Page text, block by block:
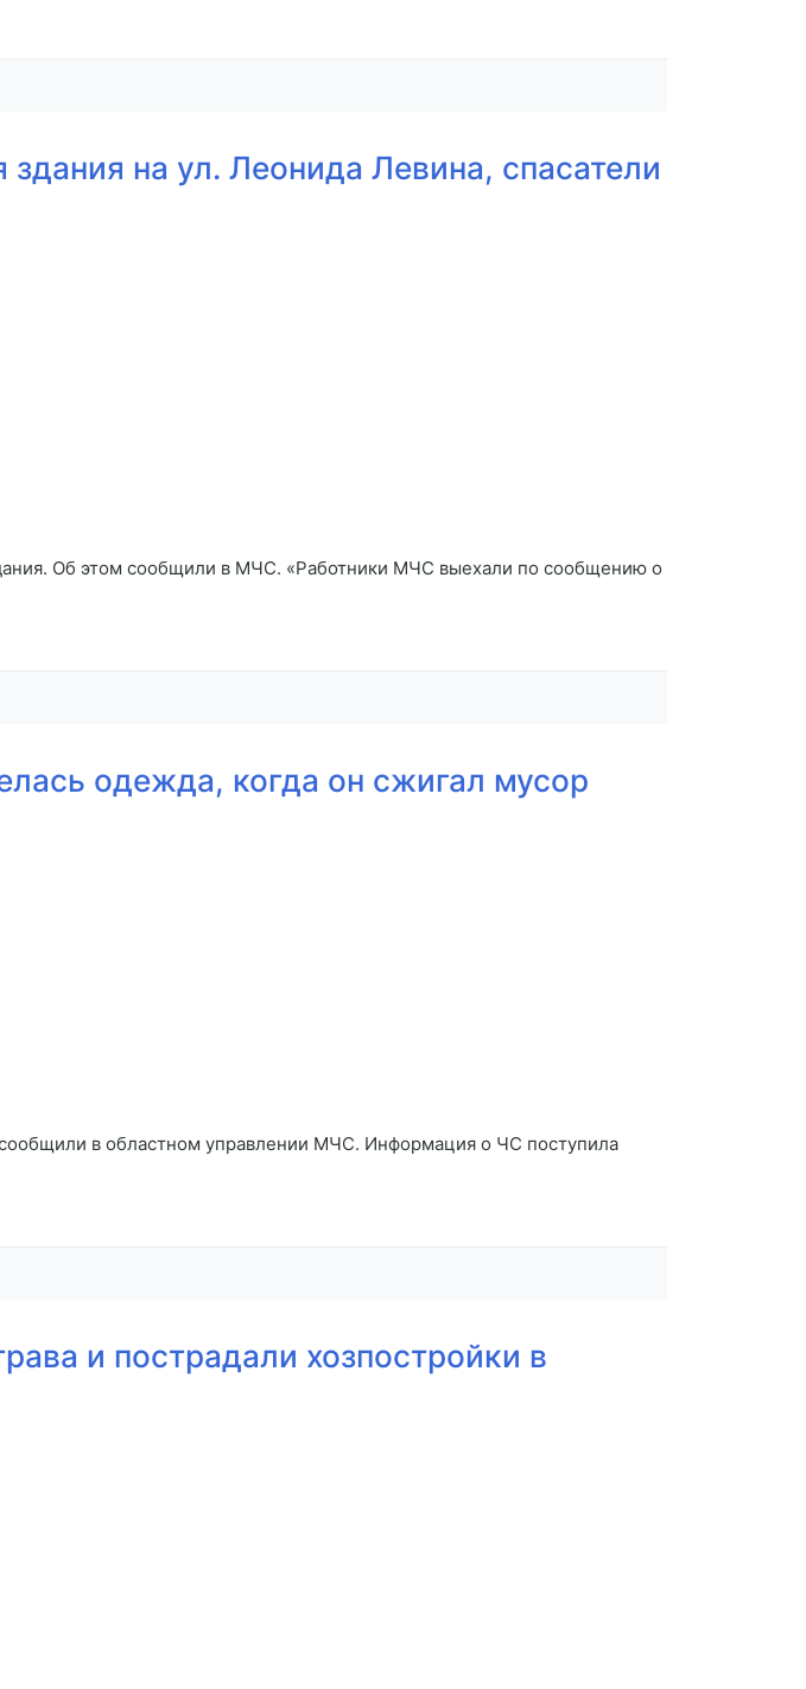
на ул. Леонида Левина, спасатели
Об этом сообщили в МЧС. «Работники МЧС выехали по сообщению о
одежда, когда он сжигал мусор
в областном управлении МЧС. Информация о ЧС поступила
и пострадали хозпостройки в